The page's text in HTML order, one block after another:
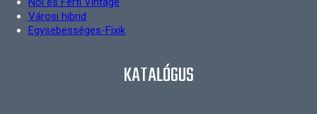
Városi hibrid
Egysebességes-Fixik
KATALÓGUS